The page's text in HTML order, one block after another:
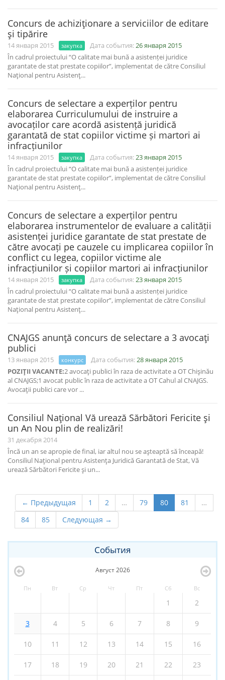
Concurs de achiziţionare a serviciilor de editare
şi tipărire
14 января 2015 закупка Дата события:26 января 2015
În cadrul proiectului “O calitate mai bună a asistenței juridice
garantate de stat prestate copiilor”, implementat de către Consiliul
Naţional pentru Asistenţ...
Concurs de selectare a experților pentru
elaborarea Curriculumului de instruire a
avocaților care acordă asistență juridică
garantată de stat copiilor victime și martori ai
infracțiunilor
14 января 2015 закупка Дата события:23 января 2015
În cadrul proiectului “O calitate mai bună a asistenței juridice
garantate de stat prestate copiilor”, implementat de către Consiliul
Naţional pentru Asistenţ...
Concurs de selectare a experților pentru
elaborarea instrumentelor de evaluare a calității
asistenței juridice garantate de stat prestate de
către avocați pe cauzele cu implicarea copiilor în
conflict cu legea, copiilor victime ale
infracțiunilor și copiilor martori ai infracțiunilor
14 января 2015 закупка Дата события:23 января 2015
În cadrul proiectului “O calitate mai bună a asistenței juridice
garantate de stat prestate copiilor”, implementat de către Consiliul
Naţional pentru Asistenţ...
CNAJGS anunţă concurs de selectare a 3 avocaţi
publici
13 января 2015 конкурс Дата события:28 января 2015
POZIŢII VACANTE:2 avocaţi publici în raza de activitate a OT Chişinău
al CNAJGS;1 avocat public în raza de activitate a OT Cahul al CNAJGS.
Avocaţii publici care vor ...
Consiliul Naţional Vă urează Sărbători Fericite şi
un An Nou plin de realizări!
31 декабря 2014
Încă un an se apropie de final, iar altul nou se aşteaptă să înceapă!
Consiliul Naţional pentru Asistenţa Juridică Garantată de Stat, Vă
urează Sărbători Fericite şi un...
← Предыдущая 1 2 … 79 80 81
…
84
85 Следующая →
События
Август 2026
Пн Вт Ср Чт Пт Сб Вс
1 2
3 4 5 6 7 8 9
10 11 12 13 14 15 16
17 18 19 20 21 22 23